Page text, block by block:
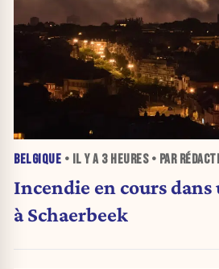
BELGIQUE • IL Y A 3 HEURES• PAR
Incendie en cours
à Schaerbeek